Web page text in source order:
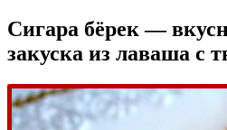
Сигара бёрек —
закуска из лаваша с